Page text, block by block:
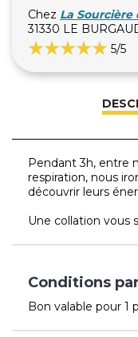
Chez La Sourcière
31330 LE
5/5
Pendant 3h, entre
respiration, nous
découvrir leurs
Une collation vous
Conditions
Bon valable pour 1